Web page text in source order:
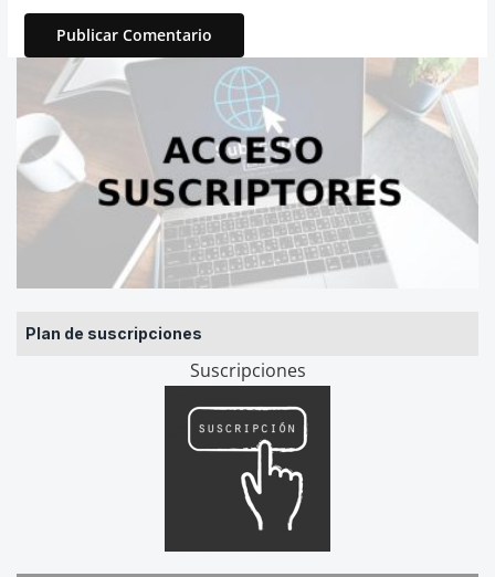
Plan de suscripciones
Suscripciones